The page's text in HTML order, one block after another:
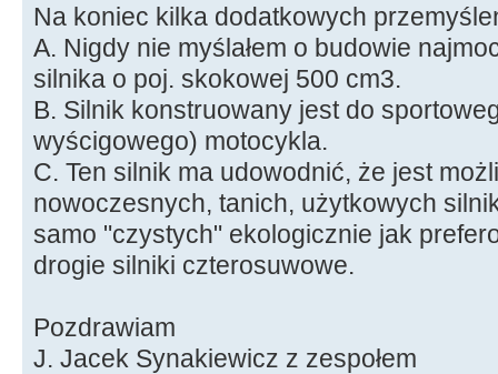
Na koniec kilka dodatkowych
A. Nigdy nie myślałem o budowie
silnika o poj. skokowej 500 cm3.
B. Silnik konstruowany jest do
wyścigowego) motocykla.
C. Ten silnik ma udowodnić, że jest
nowoczesnych, tanich, użytkowych
samo "czystych" ekologicznie jak
drogie silniki czterosuwowe.
Pozdrawiam
J. Jacek Synakiewicz z zespołem